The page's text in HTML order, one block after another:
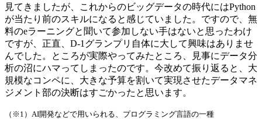
見てきましたが、これからのビッグデータの時代にはPython
が当たり前のスキルになると感じていました。ですので、無
料のeラーニングと聞いて参加しない手はないと思ったわけ
ですが、正直、D-1グランプリ自体に大して興味はありませ
んでした。ところが実際やってみたところ、見事にデータ分
析の沼にハマってしまったのです。今改めて振り返ると、大
規模なコンペに、大きな予算を割いて実現させたデータマネ
ジメント部の決断はすごかったと思います。
（※1）AI開発などで用いられる、プログラミング言語の一種